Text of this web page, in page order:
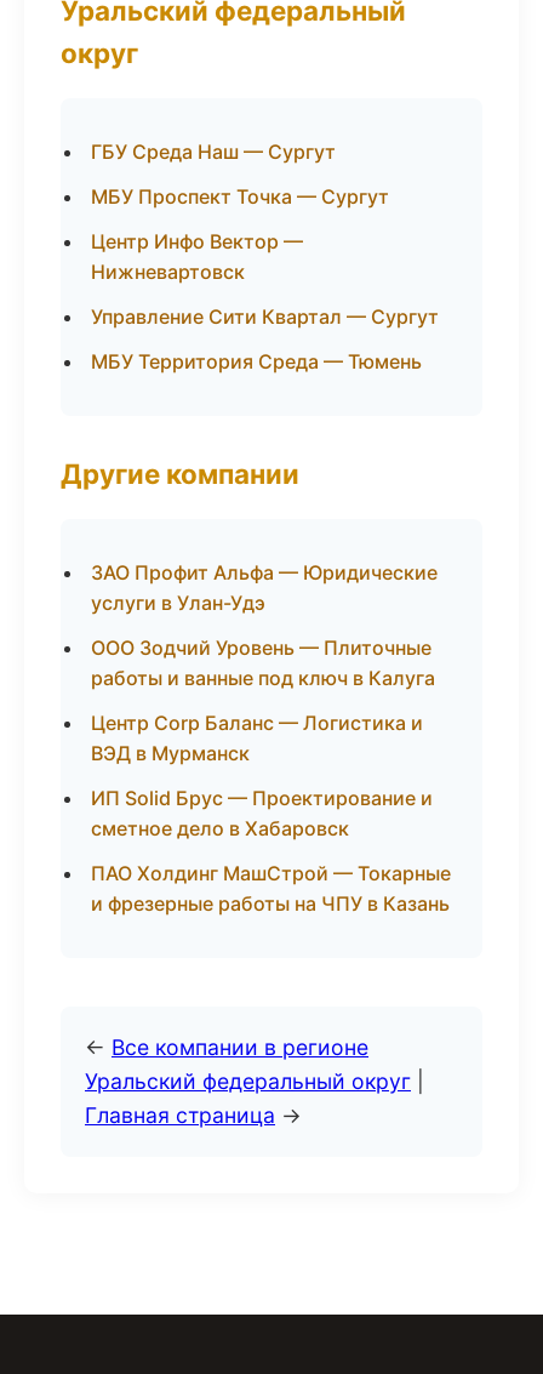
Уральский федеральный
округ
ГБУ Среда Наш — Сургут
МБУ Проспект Точка — Сургут
Центр Инфо Вектор —
Нижневартовск
Управление Сити Квартал — Сургут
МБУ Территория Среда — Тюмень
Другие компании
ЗАО Профит Альфа — Юридические
услуги в Улан-Удэ
ООО Зодчий Уровень — Плиточные
работы и ванные под ключ в Калуга
Центр Corp Баланс — Логистика и
ВЭД в Мурманск
ИП Solid Брус — Проектирование и
сметное дело в Хабаровск
ПАО Холдинг МашСтрой — Токарные
и фрезерные работы на ЧПУ в Казань
← Все компании в регионе
Уральский федеральный округ
Главная страница →